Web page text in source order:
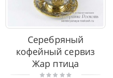
Серебряный
кофейный сервиз
Жар птица